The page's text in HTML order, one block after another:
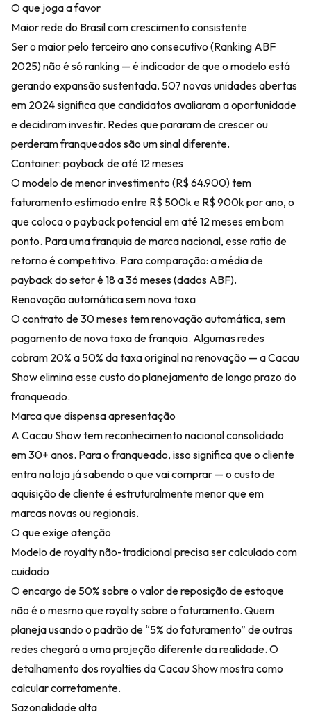
O que joga a favor
Maior rede do Brasil com crescimento consistente
Ser o maior pelo terceiro ano consecutivo (Ranking ABF
2025) não é só ranking — é indicador de que o modelo está
gerando expansão sustentada. 507 novas unidades abertas
em 2024 significa que candidatos avaliaram a oportunidade
e decidiram investir. Redes que pararam de crescer ou
perderam franqueados são um sinal diferente.
Container: payback de até 12 meses
O modelo de menor investimento (R$ 64.900) tem
faturamento estimado entre R$ 500k e R$ 900k por ano, o
que coloca o payback potencial em até 12 meses em bom
ponto. Para uma franquia de marca nacional, esse ratio de
retorno é competitivo. Para comparação: a média de
payback do setor é 18 a 36 meses (dados ABF).
Renovação automática sem nova taxa
O contrato de 30 meses tem renovação automática, sem
pagamento de nova taxa de franquia. Algumas redes
cobram 20% a 50% da taxa original na renovação — a Cacau
Show elimina esse custo do planejamento de longo prazo do
franqueado.
Marca que dispensa apresentação
A Cacau Show tem reconhecimento nacional consolidado
em 30+ anos. Para o franqueado, isso significa que o cliente
entra na loja já sabendo o que vai comprar — o custo de
aquisição de cliente é estruturalmente menor que em
marcas novas ou regionais.
O que exige atenção
Modelo de royalty não-tradicional precisa ser calculado com
cuidado
O encargo de 50% sobre o valor de reposição de estoque
não é o mesmo que royalty sobre o faturamento. Quem
planeja usando o padrão de “5% do faturamento” de outras
redes chegará a uma projeção diferente da realidade. O
detalhamento dos royalties da Cacau Showmostra como
calcular corretamente.
Sazonalidade alta